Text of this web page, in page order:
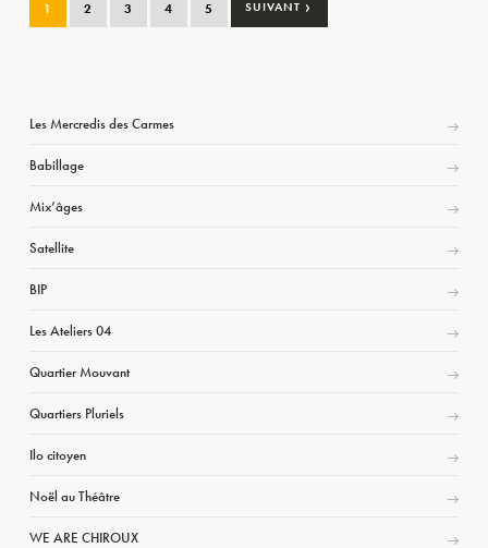
1 2 3 4 5 SUIVANT ›
Les Mercredis des Carmes
Babillage
Mix’âges
Satellite
BIP
Les Ateliers 04
Quartier Mouvant
Quartiers Pluriels
Ilo citoyen
Noël au Théâtre
WE ARE CHIROUX